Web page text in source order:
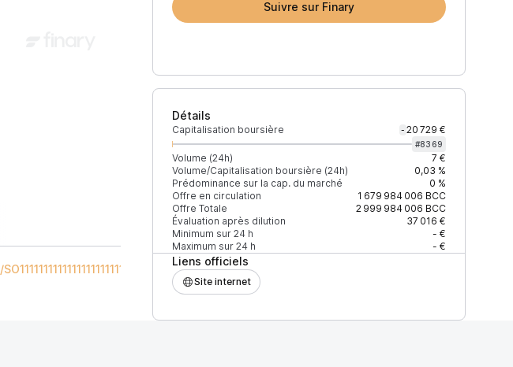
Suivre sur Finary
Détails
Capitalisation boursière - 20 729 €
#8369
Volume (24h)
7 €
Volume/Capitalisation boursière (24h)
0,03 %
Prédominance sur la cap. du marché
0 %
Offre en circulation
1 679 984 006 BCC
Offre Totale
2 999 984 006 BCC
Évaluation après dilution
37 016 €
Minimum sur 24 h
- €
Maximum sur 24 h
- €
Liens officiels
Site internet
Prix
/SO11111111111111111111111111111111111111112 0,00001426 $